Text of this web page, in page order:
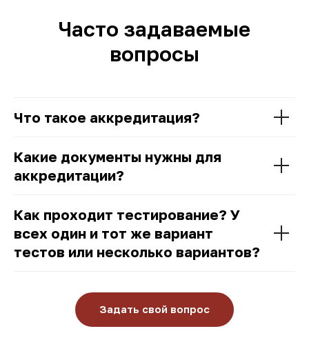
Часто задаваемые
вопросы
Что такое аккредитация?
Какие документы нужны для
аккредитации?
Как проходит тестирование? У
всех один и тот же вариант
тестов или несколько вариантов?
Задать свой вопрос